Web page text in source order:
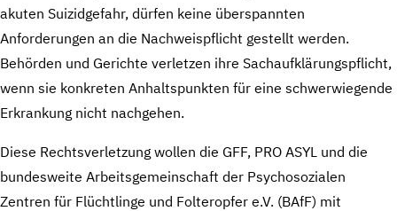
akuten Suizidgefahr, dürfen keine überspannten
Anforderungen an die Nachweispflicht gestellt werden.
Behörden und Gerichte verletzen ihre Sachaufklärungspflicht,
wenn sie konkreten Anhaltspunkten für eine schwerwiegende
Erkrankung nicht nachgehen.
Diese Rechtsverletzung wollen die GFF, PRO ASYL und die
bundesweite Arbeitsgemeinschaft der Psychosozialen
Zentren für Flüchtlinge und Folteropfer e.V. (BAfF) mit